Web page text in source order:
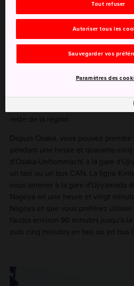
Prendre des photos près
d'un ancien château japonais
Comment s'y rendre
Les lignes ferroviaires Kintetsu et
reste de la région.
Depuis Osaka, vous pouvez
pendant une heure et quarante-
d'Osaka-Uehommachi à la gare
un taxi ou un bus CAN. La ligne
vous amener à la gare d'Ujiyamada
Nagoya en une heure et vingt
Nagoya et que vous préférez
faudra environ 90 minutes jusqu'à la
puis cinq minutes en taxi ou en bus
Tout refuser
Autoriser tous les
Sauvegarder vos
Paramètres des